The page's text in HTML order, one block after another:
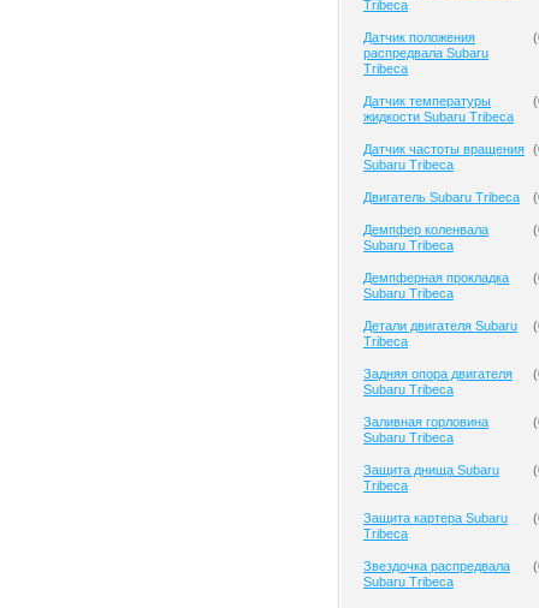
Tribeca
Датчик положения
распредвала Subaru
Tribeca
(
Датчик температуры
жидкости Subaru Tribeca
(
Датчик частоты вращения
Subaru Tribeca
(
Двигатель Subaru Tribeca (
Демпфер коленвала
Subaru Tribeca
(
Демпферная прокладка
Subaru Tribeca
(
Детали двигателя Subaru
Tribeca
(
Задняя опора двигателя
Subaru Tribeca
(
Заливная горловина
Subaru Tribeca
(
Защита днища Subaru
Tribeca
(
Защита картера Subaru
Tribeca
(
Звездочка распредвала
Subaru Tribeca
(